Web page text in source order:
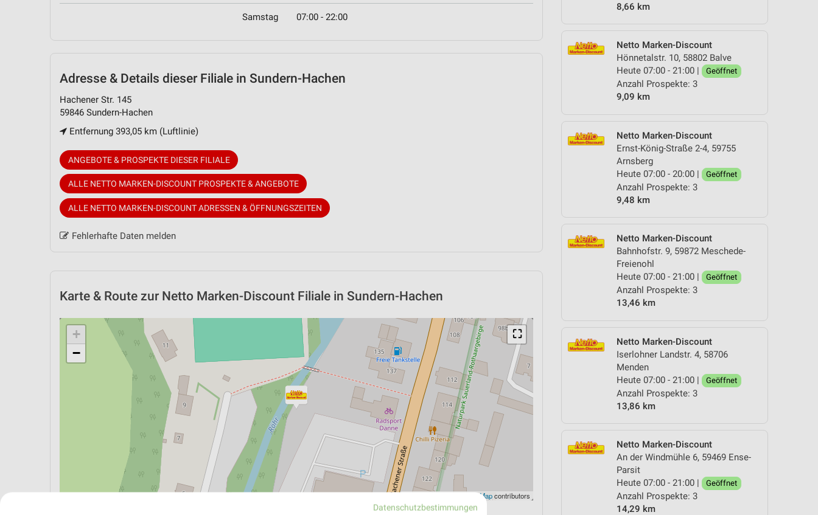
8,66 km
Netto Marken-Discount
Hönnetalstr. 10, 58802 Balve
Heute 07:00 - 21:00 |
Geöffnet
Anzahl Prospekte: 3
9,09 km
Netto Marken-Discount
Ernst-König-Straße 2-4, 59755
Arnsberg
Heute 07:00 - 20:00 |
Geöffnet
Anzahl Prospekte: 3
9,48 km
Netto Marken-Discount
Bahnhofstr. 9, 59872 Meschede-
Freienohl
Heute 07:00 - 21:00 |
Geöffnet
Anzahl Prospekte: 3
13,46 km
Netto Marken-Discount
Iserlohner Landstr. 4, 58706
Menden
Heute 07:00 - 21:00 |
Geöffnet
Anzahl Prospekte: 3
13,86 km
Netto Marken-Discount
An der Windmühle 6, 59469 Ense-
Parsit
Heute 07:00 - 21:00 |
Geöffnet
Anzahl Prospekte: 3
14,29 km
Samstag 07:00 - 22:00
Adresse & Details dieser Filiale in Sundern-Hachen
Hachener Str. 145
59846 Sundern-Hachen
Entfernung 393,05 km (Luftlinie)
ANGEBOTE & PROSPEKTE DIESER FILIALE
ALLE NETTO MARKEN-DISCOUNT PROSPEKTE & ANGEBOTE
ALLE NETTO MARKEN-DISCOUNT ADRESSEN & ÖFFNUNGSZEITEN
Fehlerhafte Daten melden
Karte & Route zur Netto Marken-Discount Filiale in Sundern-Hachen
⛶
+
−
OpenStreetMapcontributors
Datenschutzbestimmungen